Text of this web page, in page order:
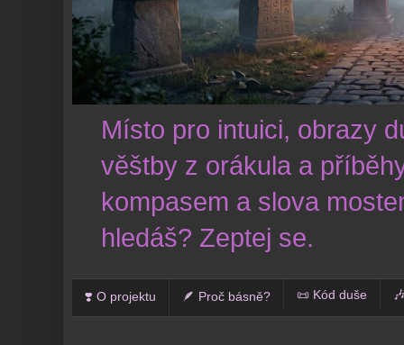
Místo pro intuici, obrazy
věštby z orákula a
kompasem a slova
hledáš? Zeptej se.
❣️ O projektu 🪶 Proč básně? 📜 Kód duše